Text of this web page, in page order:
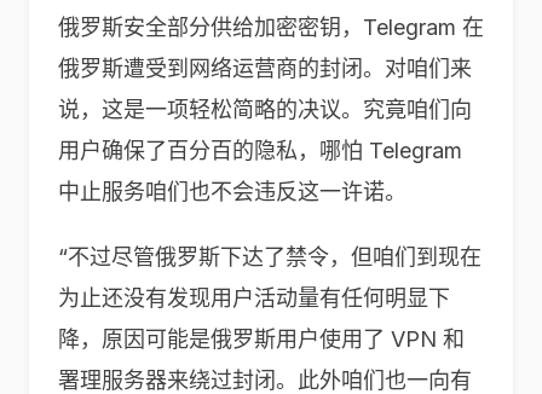
俄罗斯安全部分供给加密密钥，Telegram 在
俄罗斯遭受到网络运营商的封闭。对咱们来
说，这是一项轻松简略的决议。究竟咱们向
用户确保了百分百的隐私，哪怕 Telegram
中止服务咱们也不会违反这一许诺。
“不过尽管俄罗斯下达了禁令，但咱们到现在
为止还没有发现用户活动量有任何明显下
降，原因可能是俄罗斯用户使用了 VPN 和
署理服务器来绕过封闭。此外咱们也一向有